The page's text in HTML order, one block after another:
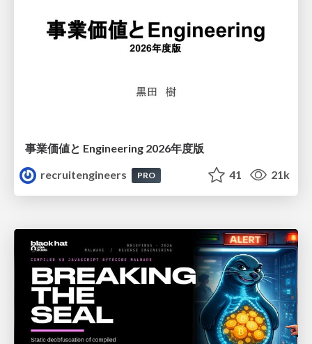
事業価値と Engineering 2026年度版
recruitengineers
PRO 41 21k